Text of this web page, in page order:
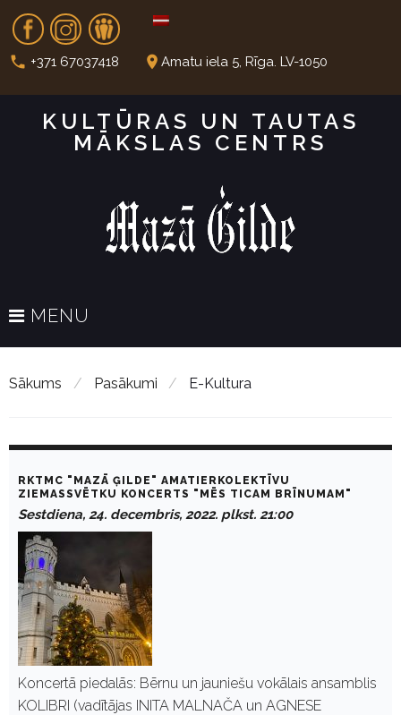
t
Fb In Dr
call +371 67037418 place Amatu iela 5, Rīga. LV-1050
KULTŪRAS UN TAUTAS
MĀKSLAS CENTRS
MENU
Sākums / Pasākumi / E-Kultura
E
K
u
RKTMC "MAZĀ ĢILDE" AMATIERKOLEKTĪVU
ZIEMASSVĒTKU KONCERTS "MĒS TICAM BRĪNUMAM"
Sestdiena, 24. decembris, 2022. plkst. 21:00
Koncertā piedalās: Bērnu un jauniešu vokālais ansamblis
KOLIBRI (vadītājas INITA MALNAČA un AGNESE